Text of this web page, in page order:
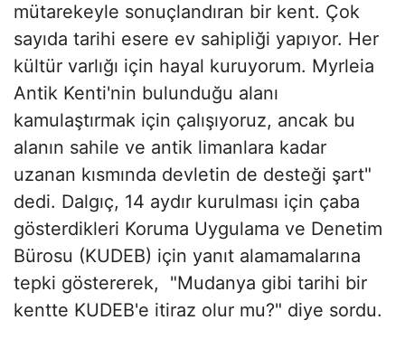
mütarekeyle sonuçlandıran bir kent. Çok
sayıda tarihi esere ev sahipliği yapıyor. Her
kültür varlığı için hayal kuruyorum. Myrleia
Antik Kenti'nin bulunduğu alanı
kamulaştırmak için çalışıyoruz, ancak bu
alanın sahile ve antik limanlara kadar
uzanan kısmında devletin de desteği şart"
dedi. Dalgıç, 14 aydır kurulması için çaba
gösterdikleri Koruma Uygulama ve Denetim
Bürosu (KUDEB) için yanıt alamamalarına
tepki göstererek, "Mudanya gibi tarihi bir
kentte KUDEB'e itiraz olur mu?" diye sordu.